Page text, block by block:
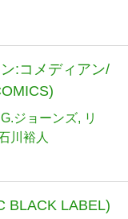
:コメディアン/
ジョーンズ
リ
川裕人
BLACK LABEL)